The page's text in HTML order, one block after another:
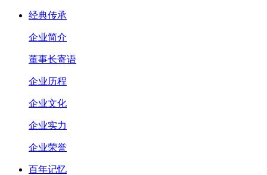
经典传承
企业简介
董事长寄语
企业历程
企业文化
企业实力
企业荣誉
百年记忆